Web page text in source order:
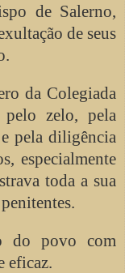
de Salerno,
de seus
da Colegiada
zelo, pela
pela diligência
especialmente
toda a sua
do povo com
eficaz.